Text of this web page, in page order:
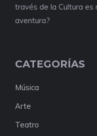
través de la Cultura es
aventura?
CATEGORÍAS
Música
Arte
Teatro